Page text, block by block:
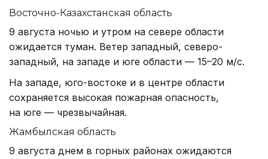
Восточно-Казахстанская область
9 августа ночью и утром на севере области
ожидается туман. Ветер западный, северо-
западный, на западе и юге области — 15–20 м/с.
На западе, юго-востоке и в центре области
сохраняется высокая пожарная опасность,
на юге — чрезвычайная.
Жамбылская область
9 августа днем в горных районах ожидаются